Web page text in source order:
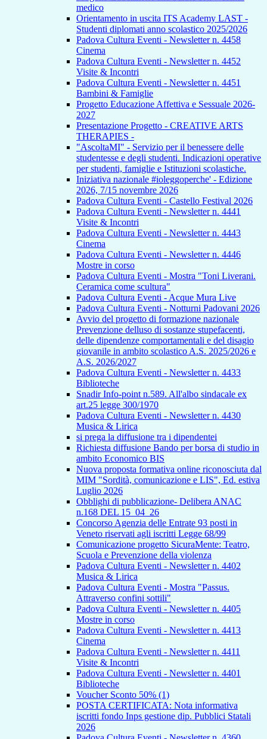
medico
Orientamento in uscita ITS Academy LAST -
Studenti diplomati anno scolastico 2025/2026
Padova Cultura Eventi - Newsletter n. 4458
Cinema
Padova Cultura Eventi - Newsletter n. 4452
Visite & Incontri
Padova Cultura Eventi - Newsletter n. 4451
Bambini & Famiglie
Progetto Educazione Affettiva e Sessuale 2026-
2027
Presentazione Progetto - CREATIVE ARTS
THERAPIES -
"AscoltaMI" - Servizio per il benessere delle
studentesse e degli studenti. Indicazioni operative
per studenti, famiglie e Istituzioni scolastiche.
Iniziativa nazionale #ioleggoperche' - Edizione
2026, 7/15 novembre 2026
Padova Cultura Eventi - Castello Festival 2026
Padova Cultura Eventi - Newsletter n. 4441
Visite & Incontri
Padova Cultura Eventi - Newsletter n. 4443
Cinema
Padova Cultura Eventi - Newsletter n. 4446
Mostre in corso
Padova Cultura Eventi - Mostra "Toni Liverani.
Ceramica come scultura"
Padova Cultura Eventi - Acque Mura Live
Padova Cultura Eventi - Notturni Padovani 2026
Avvio del progetto di formazione nazionale
Prevenzione delluso di sostanze stupefacenti,
delle dipendenze comportamentali e del disagio
giovanile in ambito scolastico A.S. 2025/2026 e
A.S. 2026/2027
Padova Cultura Eventi - Newsletter n. 4433
Biblioteche
Snadir Info-point n.589. All'albo sindacale ex
art.25 legge 300/1970
Padova Cultura Eventi - Newsletter n. 4430
Musica & Lirica
si prega la diffusione tra i dipendentei
Richiesta diffusione Bando per borsa di studio in
ambito Economico BIS
Nuova proposta formativa online riconosciuta dal
MIM "Sordità, comunicazione e LIS", Ed. estiva
Luglio 2026
Obblighi di pubblicazione- Delibera ANAC
n.168 DEL 15_04_26
Concorso Agenzia delle Entrate 93 posti in
Veneto riservati agli iscritti Legge 68/99
Comunicazione progetto SicuraMente: Teatro,
Scuola e Prevenzione della violenza
Padova Cultura Eventi - Newsletter n. 4402
Musica & Lirica
Padova Cultura Eventi - Mostra "Passus.
Attraverso confini sottili"
Padova Cultura Eventi - Newsletter n. 4405
Mostre in corso
Padova Cultura Eventi - Newsletter n. 4413
Cinema
Padova Cultura Eventi - Newsletter n. 4411
Visite & Incontri
Padova Cultura Eventi - Newsletter n. 4401
Biblioteche
Voucher Sconto 50% (1)
POSTA CERTIFICATA: Nota informativa
iscritti fondo Inps gestione dip. Pubblici Statali
2026